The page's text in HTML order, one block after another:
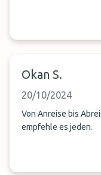
Okan S.
20/10/2024
Von Anreise bis
empfehle es jeden.